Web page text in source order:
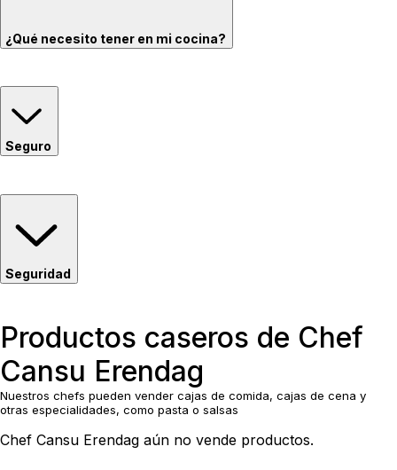
¿Qué necesito tener en mi cocina?
Seguro
Seguridad
Productos caseros de Chef
Cansu Erendag
Nuestros chefs pueden vender cajas de comida, cajas de cena y
otras especialidades, como pasta o salsas
Chef Cansu Erendag aún no vende productos.